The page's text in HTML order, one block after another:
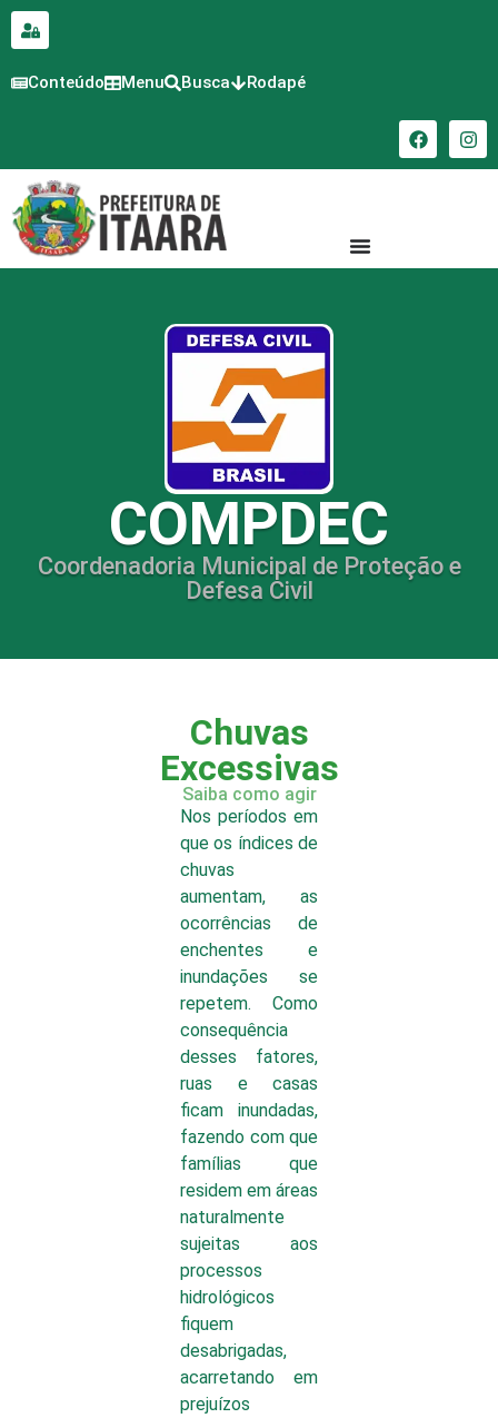
conteúdo
Conteúdo Menu Busca Rodapé
COMPDEC
Coordenadoria Municipal de Proteção e
Defesa Civil
Chuvas
Excessivas
Saiba como agir
Nos períodos em
que os índices de
chuvas
aumentam, as
ocorrências de
enchentes e
inundações se
repetem. Como
consequência
desses fatores,
ruas e casas
ficam inundadas,
fazendo com que
famílias que
residem em áreas
naturalmente
sujeitas aos
processos
hidrológicos
fiquem
desabrigadas,
acarretando em
prejuízos